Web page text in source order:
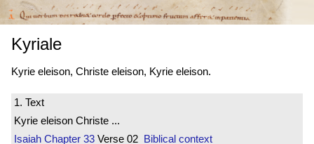
Kyriale
Kyrie eleison, Christe eleison, Kyrie eleison.
1. Text
Kyrie eleison Christe ...
Isaiah Chapter 33 Verse 02 Biblical context